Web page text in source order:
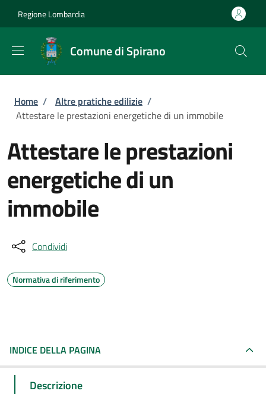
Regione Lombardia
Comune di Spirano
Briciole di pane
Home / Altre pratiche edilizie /
Attestare le prestazioni energetiche di un immobile
Attestare le prestazioni
energetiche di un
immobile
Condividi
Normativa di riferimento
INDICE DELLA PAGINA
Descrizione